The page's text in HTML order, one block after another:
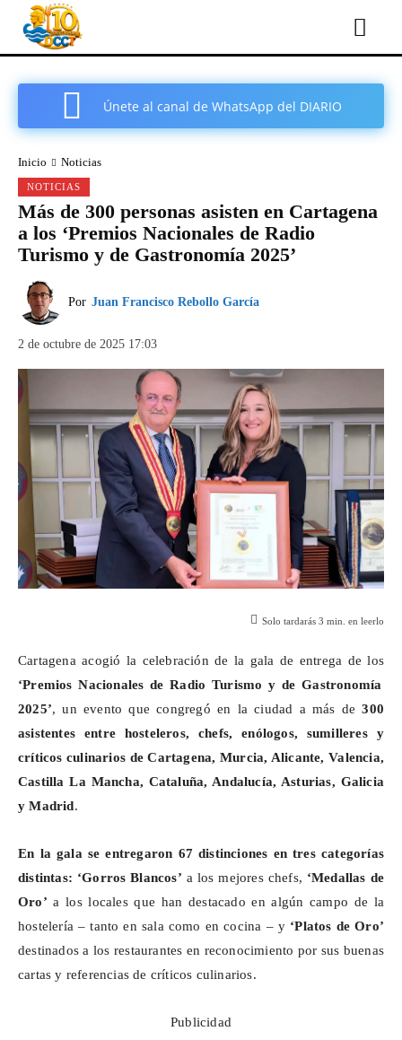
Únete al canal de WhatsApp del DIARIO
Inicio Noticias
NOTICIAS
Más de 300 personas asisten en Cartagena
a los ‘Premios Nacionales de Radio
Turismo y de Gastronomía 2025’
Por Juan Francisco Rebollo García
2 de octubre de 2025 17:03
Solo tardarás 3 min. en leerlo
Cartagena acogió la celebración de la gala de entrega de los
‘Premios Nacionales de Radio Turismo y de Gastronomía
2025’, un evento que congregó en la ciudad a más de300
asistentes entre hosteleros, chefs, enólogos, sumilleres y
críticos culinarios de Cartagena, Murcia, Alicante, Valencia,
Castilla La Mancha, Cataluña, Andalucía, Asturias, Galicia
y Madrid.
En la gala se entregaron 67 distinciones en tres categorías
distintas: ‘Gorros Blancos’ a los mejores chefs, ‘Medallas de
Oro’ a los locales que han destacado en algún campo de la
hostelería – tanto en sala como en cocina – y ‘Platos de Oro’
destinados a los restaurantes en reconocimiento por sus buenas
cartas y referencias de críticos culinarios.
Publicidad